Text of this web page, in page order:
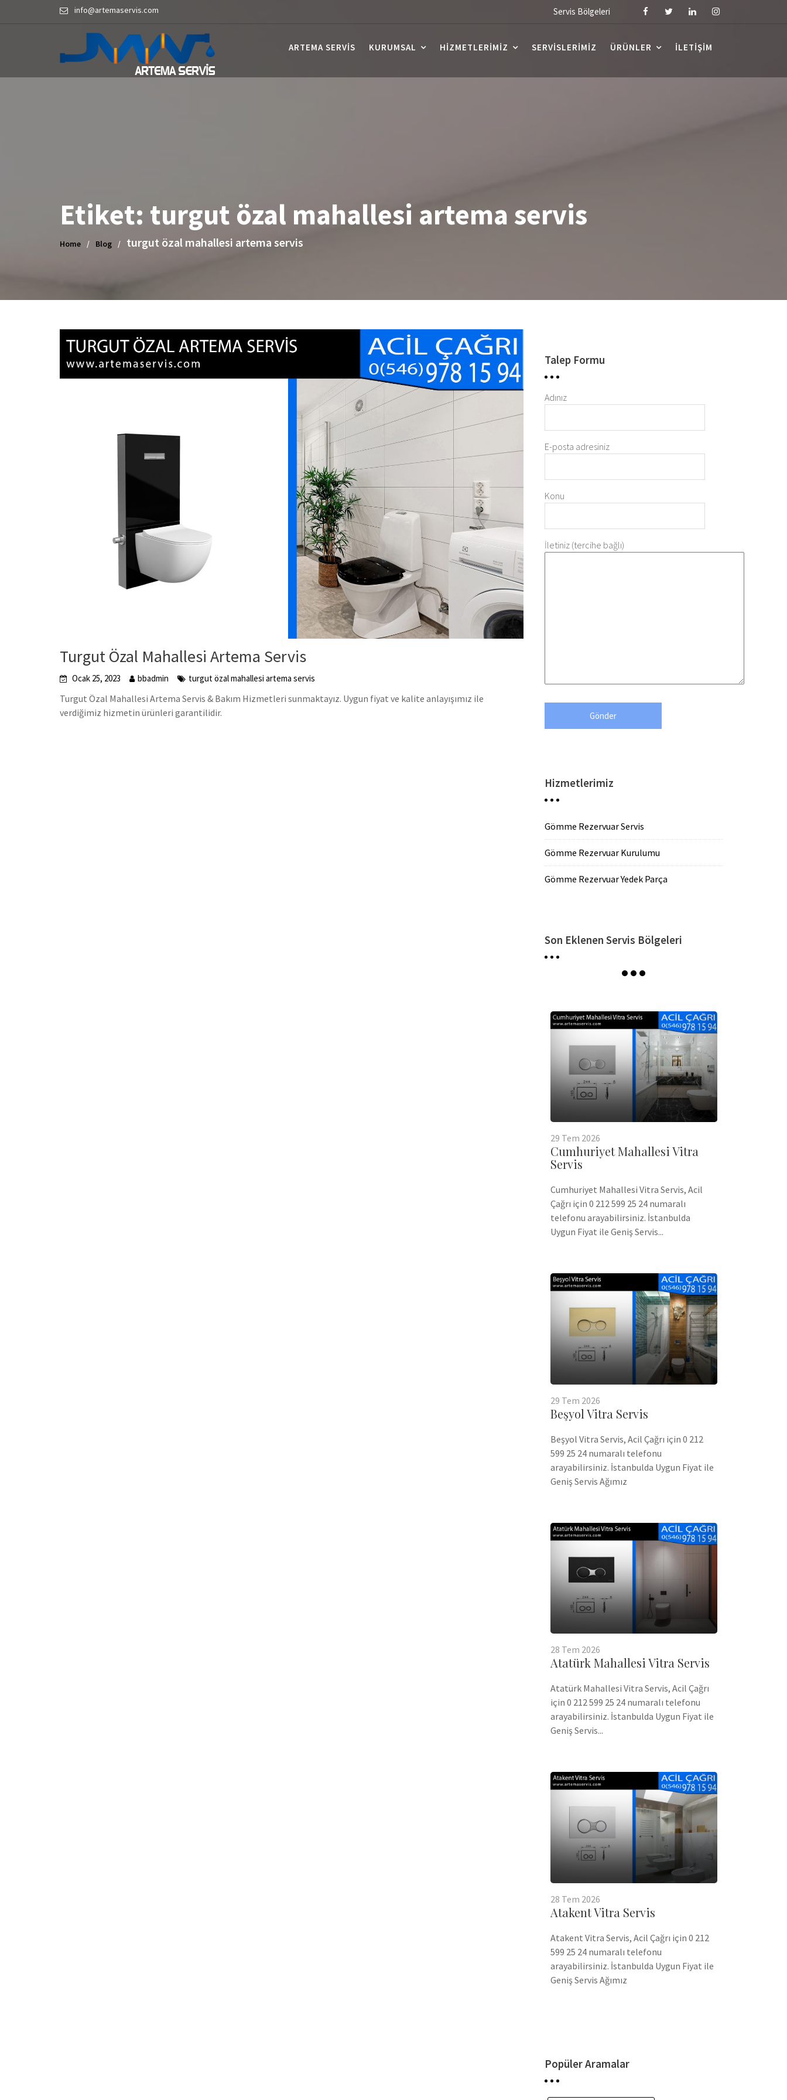
info@artemaservis.com Servis Bölgeleri
ARTEMA SERVIS KURUMSAL HIZMETLERIMIZ SERVISLERIMIZ ÜRÜNLER İLETIŞIM
Etiket: turgut özal mahallesi artema servis
Home Blog turgut özal mahallesi artema servis
Turgut Özal Mahallesi Artema Servis
Ocak 25, 2023 bbadmin turgut özal mahallesi artema servis
Turgut Özal Mahallesi Artema Servis & Bakım Hizmetleri sunmaktayız. Uygun fiyat ve kalite anlayışımız ile
verdiğimiz hizmetin ürünleri garantilidir.
Talep Formu
Adınız
E-posta adresiniz
Konu
İletiniz (tercihe bağlı)
Hizmetlerimiz
Gömme Rezervuar Servis
Gömme Rezervuar Kurulumu
Gömme Rezervuar Yedek Parça
Son Eklenen Servis Bölgeleri
29 Tem 2026
Cumhuriyet Mahallesi Vitra
Servis
Cumhuriyet Mahallesi Vitra Servis, Acil
Çağrı için 0 212 599 25 24 numaralı
telefonu arayabilirsiniz. İstanbulda
Uygun Fiyat ile Geniş Servis...
29 Tem 2026
Beşyol Vitra Servis
Beşyol Vitra Servis, Acil Çağrı için 0 212
599 25 24 numaralı telefonu
arayabilirsiniz. İstanbulda Uygun Fiyat ile
Geniş Servis Ağımız
28 Tem 2026
Atatürk Mahallesi Vitra Servis
Atatürk Mahallesi Vitra Servis, Acil Çağrı
için 0 212 599 25 24 numaralı telefonu
arayabilirsiniz. İstanbulda Uygun Fiyat ile
Geniş Servis...
28 Tem 2026
Atakent Vitra Servis
Atakent Vitra Servis, Acil Çağrı için 0 212
599 25 24 numaralı telefonu
arayabilirsiniz. İstanbulda Uygun Fiyat ile
Geniş Servis Ağımız
Popüler Aramalar